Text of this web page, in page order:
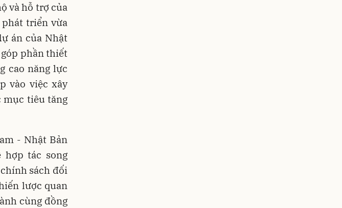
và hỗ trợ của
triển vừa
án của Nhật
phần thiết
cao năng lực
vào việc xây
mục tiêu tăng
- Nhật Bản
tác song
sách đối
lược quan
cùng đồng